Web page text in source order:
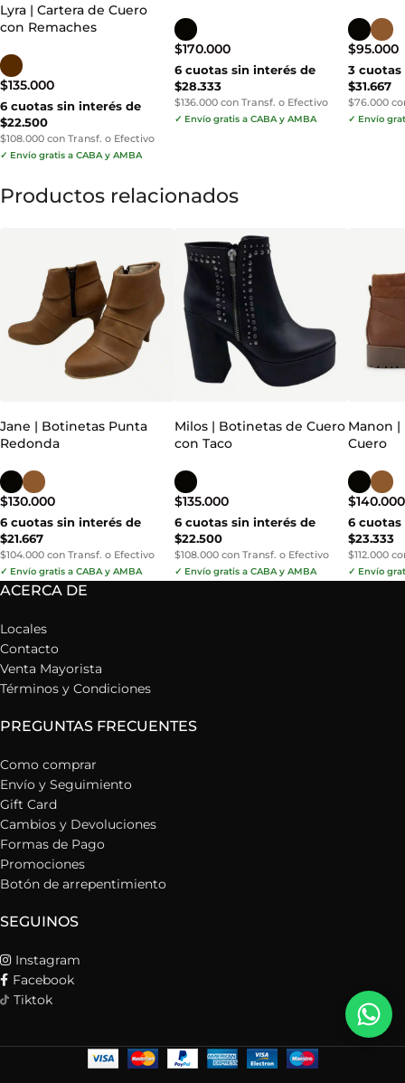
Lyra | Cartera de Cuero
con Remaches
$135.000
6 cuotas sin interés de
$22.500
$108.000 con Transf. o Efectivo
✓ Envío gratis a CABA y AMBA
$170.000
6 cuotas sin interés de
$28.333
$136.000 con Transf. o Efectivo
✓ Envío gratis a CABA y AMBA
$95.000
3 cuotas
$31.667
$76.000
✓ Envío
Productos relacionados
Jane | Botinetas Punta
Redonda
$130.000
6 cuotas sin interés de
$21.667
$104.000 con Transf. o Efectivo
✓ Envío gratis a CABA y AMBA
Milos | Botinetas de Cuero
con Taco
$135.000
6 cuotas sin interés de
$22.500
$108.000 con Transf. o Efectivo
✓ Envío gratis a CABA y AMBA
Manon
Cuero
$140.000
6 cuotas
$23.333
$112.000
✓ Envío
ACERCA DE
Locales
Contacto
Venta Mayorista
Términos y Condiciones
PREGUNTAS FRECUENTES
Como comprar
Envío y Seguimiento
Gift Card
Cambios y Devoluciones
Formas de Pago
Promociones
Botón de arrepentimiento
SEGUINOS
Instagram
Facebook
Tiktok